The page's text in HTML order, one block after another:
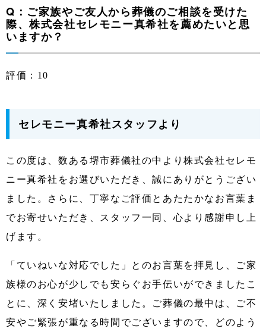
Q：ご家族やご友人から葬儀のご相談を受けた
際、株式会社セレモニー真希社を薦めたいと思
いますか？
評価：10
セレモニー真希社スタッフより
この度は、数ある堺市葬儀社の中より株式会社セレモ
ニー真希社をお選びいただき、誠にありがとうござい
ました。さらに、丁寧なご評価とあたたかなお言葉ま
でお寄せいただき、スタッフ一同、心より感謝申し上
げます。
「ていねいな対応でした」とのお言葉を拝見し、ご家
族様のお心が少しでも安らぐお手伝いができましたこ
とに、深く安堵いたしました。ご葬儀の最中は、ご不
安やご緊張が重なる時間でございますので、どのよう